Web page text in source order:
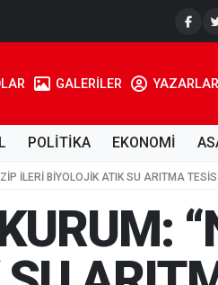
GALERİLER YAZARLAR
POLİTİKA EKONOMİ
İLERİ BİYOLOJİK ATIK SU ARITMA